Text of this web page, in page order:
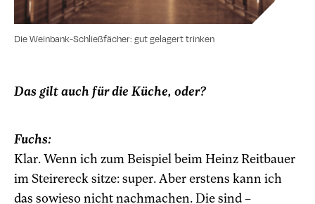
Die Weinbank-Schließ­fächer: gut gelagert trinken
Das gilt auch für die Küche, oder?
Fuchs:
Klar. Wenn ich zum Beispiel beim Heinz Reitbauer
im Steirereck sitze: super. Aber erstens kann ich
das sowieso nicht nachmachen. Die sind –